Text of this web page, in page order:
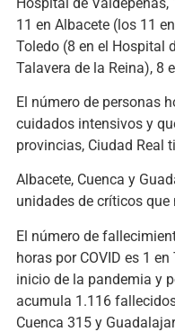
11 en Albacete (los 11
Toledo (8 en el Hospital
Talavera de la Reina), 8
El número de personas
cuidados intensivos y
provincias, Ciudad Real
Albacete, Cuenca y
unidades de críticos que
El número de
horas por COVID es 1
inicio de la pandemia y
acumula 1.116
Cuenca 315 y